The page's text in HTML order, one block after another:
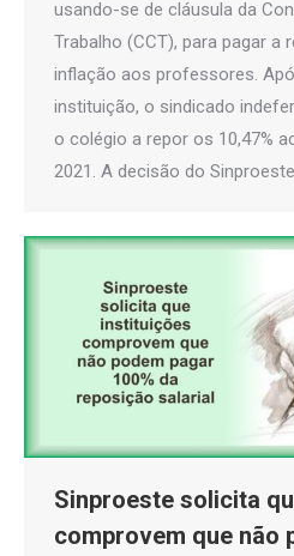
usando-se de cláusula da
Trabalho (CCT), para pagar a
inflação aos professores.
instituição, o sindicado
o colégio a repor os 10,47%
2021. A decisão do
Sinproeste solicita
comprovem que não